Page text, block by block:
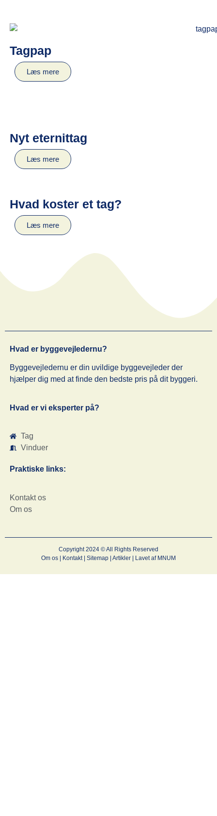
Tagpap
Læs mere
Nyt eternittag
Læs mere
Hvad koster et tag?
Læs mere
Hvad er byggevejledernu?
Byggevejledernu er din uvildige byggevejleder der
hjælper dig med at finde den bedste pris på dit byggeri.
Hvad er vi eksperter på?
Tag
Vinduer
Praktiske links:
Kontakt os
Om os
Copyright 2024 © All Rights Reserved
Om os | Kontakt| Sitemap | Artikler | Lavet af MNUM